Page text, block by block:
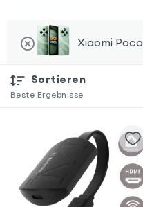
Xiaomi
Sortieren
Beste Ergebnisse